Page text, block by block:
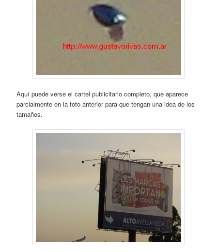
Aquí puede verse el cartel publicitario completo, que aparece
parcialmente en la foto anterior para que tengan una idea de los
tamaños.